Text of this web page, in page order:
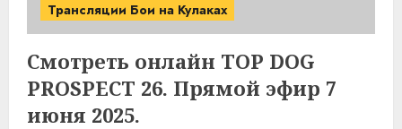
Трансляции Бои на Кулаках
Смотреть онлайн TOP DOG
PROSPECT 26. Прямой эфир 7
июня 2025.